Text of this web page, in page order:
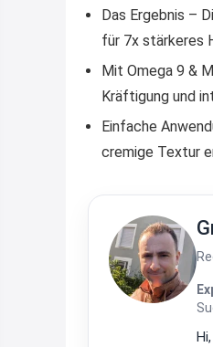
Das Ergebnis –
für 7x stärkeres
Mit Omega 9 &
Kräftigung und
Einfache
cremige Textur